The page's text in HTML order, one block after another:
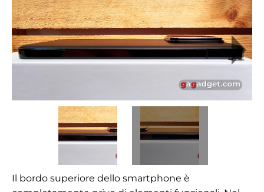
Il bordo superiore dello smartphone è